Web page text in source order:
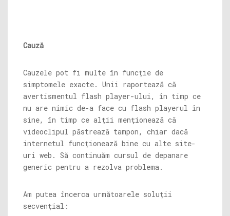
Cauză
Cauzele pot fi multe în funcție de
simptomele exacte. Unii raportează că
avertismentul flash player-ului, în timp ce
nu are nimic de-a face cu flash playerul în
sine, în timp ce alții menționează că
videoclipul păstrează tampon, chiar dacă
internetul funcționează bine cu alte site-
uri web. Să continuăm cursul de depanare
generic pentru a rezolva problema.
Am putea încerca următoarele soluții
secvențial: